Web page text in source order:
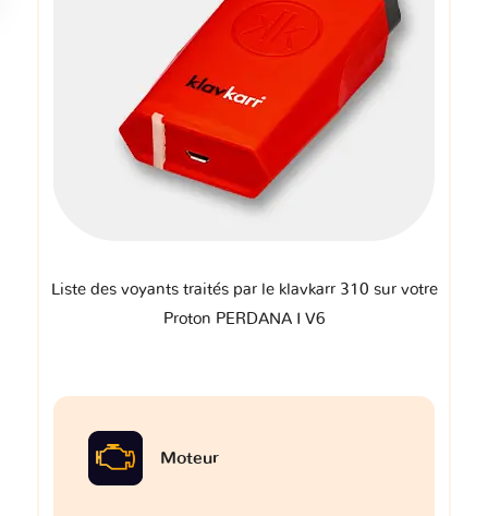
Liste des voyants traités par le klavkarr 310 sur votre
Proton PERDANA I V6
Moteur